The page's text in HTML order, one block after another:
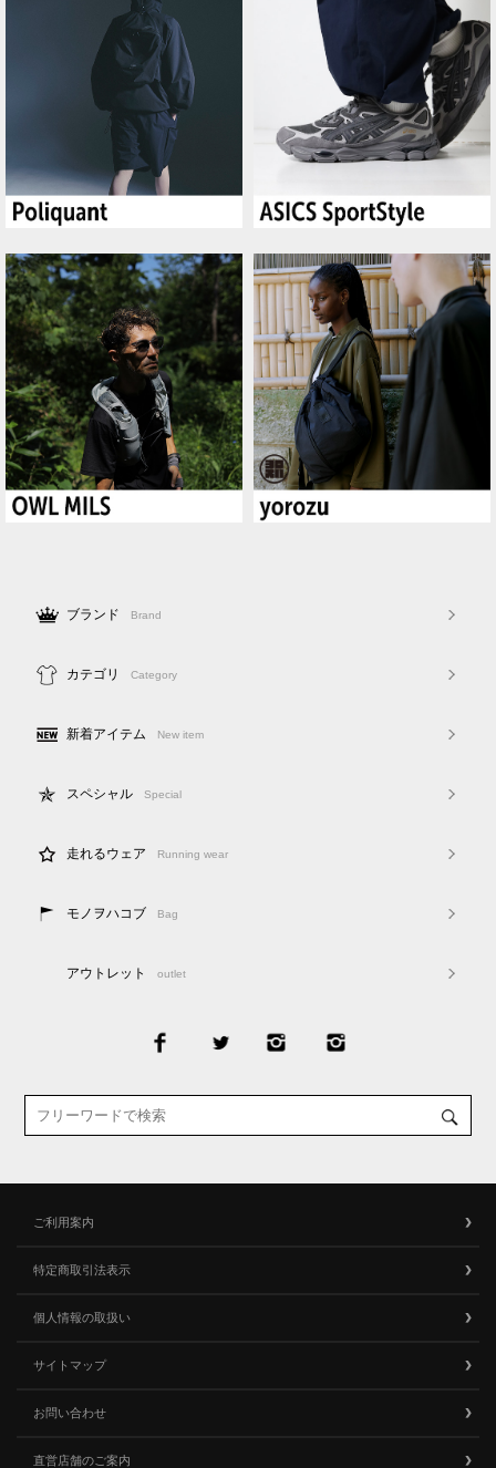
ブランド Brand
カテゴリ Category
新着アイテム New item
スペシャル Special
走れるウェア Running wear
モノヲハコブ Bag
アウトレット outlet
ご利用案内
特定商取引法表示
個人情報の取扱い
サイトマップ
お問い合わせ
直営店舗のご案内